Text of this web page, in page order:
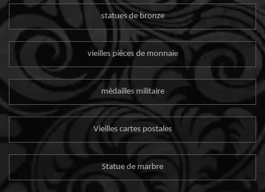
statues de bronze
vieilles pièces de monnaie
médailles militaire
Vieilles cartes postales
Statue de marbre